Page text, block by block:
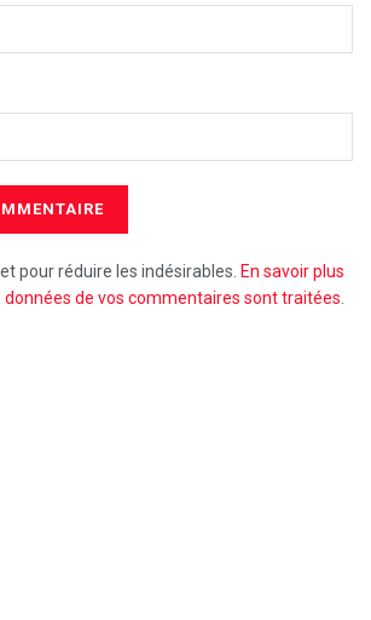
pour réduire les indésirables. En savoir plus
de vos commentaires sont traitées.